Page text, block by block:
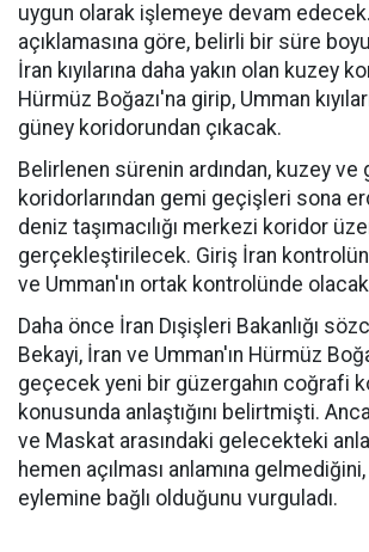
uygun olarak işlemeye devam
açıklamasına göre, belirli bir süre
İran kıyılarına daha yakın olan kuzey
Hürmüz Boğazı'na girip, Umman
güney koridorundan çıkacak.
Belirlenen sürenin ardından, kuzey ve
koridorlarından gemi geçişleri sona
deniz taşımacılığı merkezi koridor
gerçekleştirilecek. Giriş İran
ve Umman'ın ortak kontrolünde
Daha önce İran Dışişleri Bakanlığı
Bekayi, İran ve Umman'ın Hürmüz
geçecek yeni bir güzergahın coğrafi
konusunda anlaştığını belirtmişti.
ve Maskat arasındaki gelecekteki
hemen açılması anlamına
eylemine bağlı olduğunu vurguladı.